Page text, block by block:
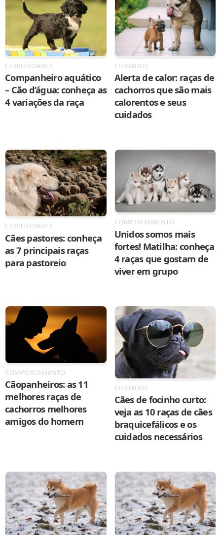
CURIOSIDADES
Companheiro aquático
– Cão d’água: conheça as
4 variações da raça
CUIDADOS
Alerta de calor: raças de
cachorros que são mais
calorentos e seus
cuidados
CURIOSIDADES
Cães pastores: conheça
as 7 principais raças
para pastoreio
COMPORTAMENTO
Unidos somos mais
fortes! Matilha: conheça
4 raças que gostam de
viver em grupo
COMPORTAMENTO
Cãopanheiros: as 11
melhores raças de
cachorros melhores
amigos do homem
CUIDADOS
Cães de focinho curto:
veja as 10 raças de cães
braquicefálicos e os
cuidados necessários